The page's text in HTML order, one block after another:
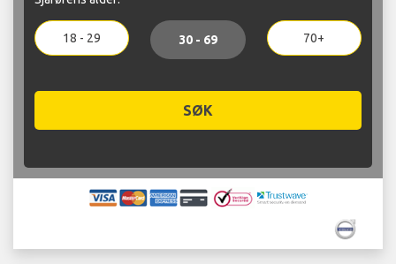
18 - 29 30 - 69 70+
SØK